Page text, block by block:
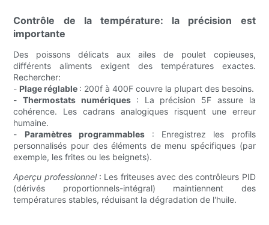
Contrôle de la température: la précision est
importante
Des poissons délicats aux ailes de poulet copieuses,
différents aliments exigent des températures exactes.
Rechercher:
- Plage réglable : 200f à 400F couvre la plupart des besoins.
-Thermostats numériques : La précision 5F assure la
cohérence. Les cadrans analogiques risquent une erreur
humaine.
- Paramètres programmables : Enregistrez les profils
personnalisés pour des éléments de menu spécifiques (par
exemple, les frites ou les beignets).
Aperçu professionnel : Les friteuses avec des contrôleurs PID
(dérivés proportionnels-intégral) maintiennent des
températures stables, réduisant la dégradation de l'huile.